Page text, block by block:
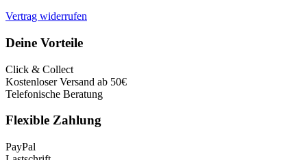
Vertrag widerrufen
Deine Vorteile
Click & Collect
Kostenloser Versand ab 50€
Telefonische Beratung
Flexible Zahlung
PayPal